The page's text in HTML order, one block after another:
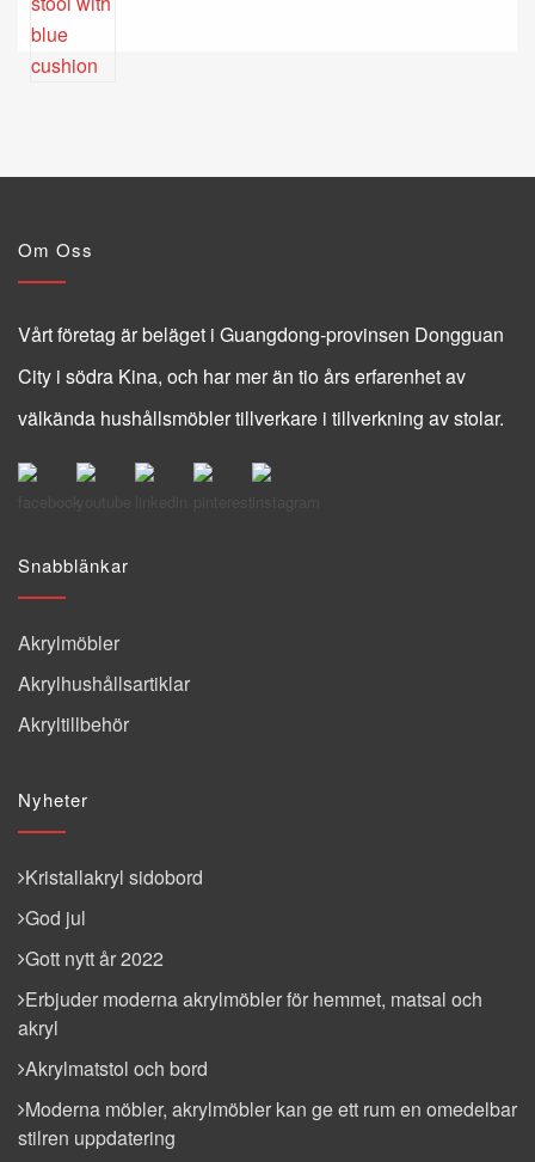
Om Oss
Vårt företag är beläget i Guangdong-provinsen Dongguan
City i södra Kina, och har mer än tio års erfarenhet av
välkända hushållsmöbler tillverkare i tillverkning av stolar.
Snabblänkar
Akrylmöbler
Akrylhushållsartiklar
Akryltillbehör
Nyheter
Kristallakryl sidobord
God jul
Gott nytt år 2022
Erbjuder moderna akrylmöbler för hemmet, matsal och
akryl
Akrylmatstol och bord
Moderna möbler, akrylmöbler kan ge ett rum en omedelbar
stilren uppdatering